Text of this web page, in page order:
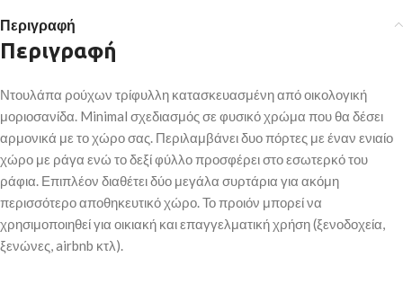
Περιγραφή
Περιγραφή
Ντουλάπα ρούχων τρίφυλλη κατασκευασμένη από οικολογική
μοριοσανίδα. Minimal σχεδιασμός σε φυσικό χρώμα που θα δέσει
αρμονικά με το χώρο σας. Περιλαμβάνει δυο πόρτες με έναν ενιαίο
χώρο με ράγα ενώ το δεξί φύλλο προσφέρει στο εσωτερκό του
ράφια. Επιπλέον διαθέτει δύο μεγάλα συρτάρια για ακόμη
περισσότερο αποθηκευτικό χώρο. Το προιόν μπορεί να
χρησιμοποιηθεί για οικιακή και επαγγελματική χρήση (ξενοδοχεία,
ξενώνες, airbnb κτλ).